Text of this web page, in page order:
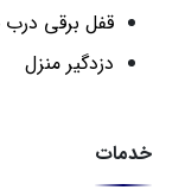
قفل برقی
دزدگیر منزل
خدمات